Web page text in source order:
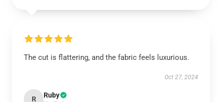
The cut is flattering, and the fabric feels luxurious.
Oct 27, 2024
R Ruby